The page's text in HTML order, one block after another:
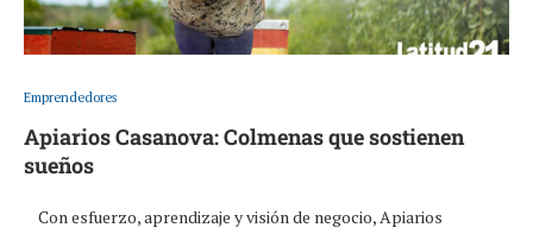
Emprendedores
Apiarios Casanova: Colmenas que sostienen
sueños
Con esfuerzo, aprendizaje y visión de negocio, Apiarios